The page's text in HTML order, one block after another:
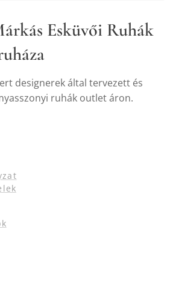
Esküvői Ruhák
designerek által tervezett és
ruhák outlet áron.